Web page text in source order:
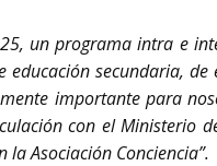
un programa intra e
secundaria,
importante para
con el Ministerio
Asociación Conciencia”.